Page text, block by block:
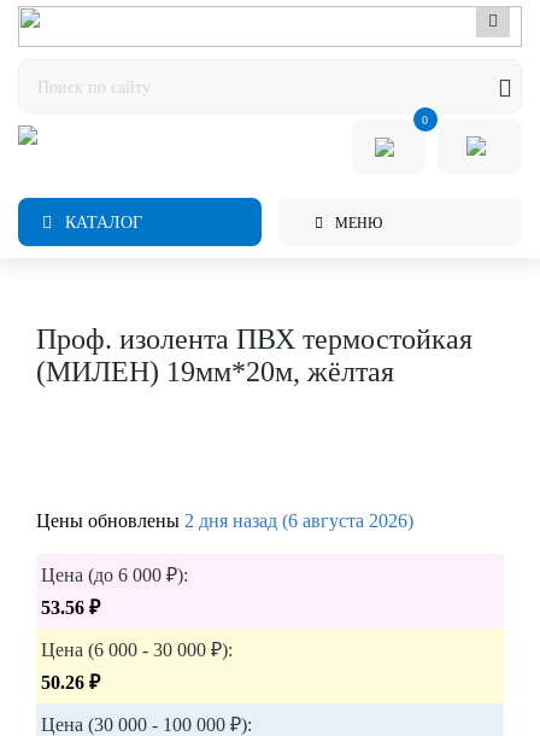
0
КАТАЛОГ МЕНЮ
Проф. изолента ПВХ термостойкая
(МИЛЕН) 19мм*20м, жёлтая
Цены обновлены 2 дня назад (6 августа 2026)
Цена (до 6 000 ₽):
53.56 ₽
Цена (6 000 - 30 000 ₽):
50.26 ₽
Цена (30 000 - 100 000 ₽):